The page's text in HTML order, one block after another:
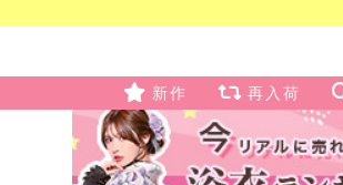
新作 再入荷